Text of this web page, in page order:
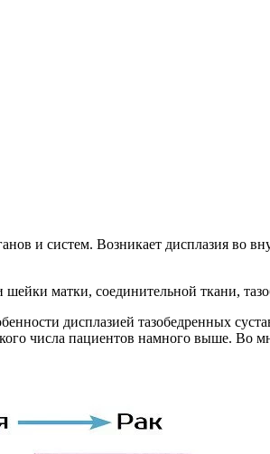
и систем. Возникает дисплазия во
матки, соединительной ткани,
дисплазией тазобедренных
числа пациентов намного выше. Во